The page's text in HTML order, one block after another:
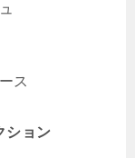
ス
ション